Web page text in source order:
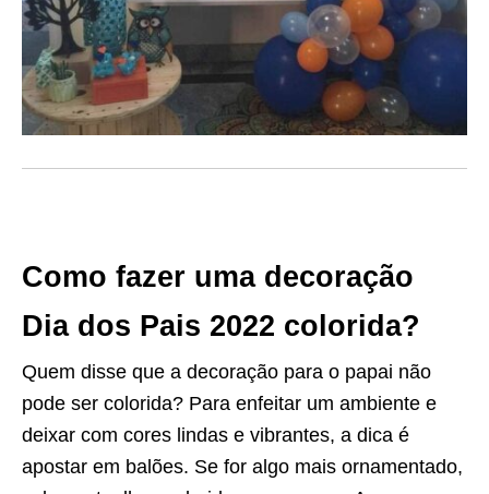
Como fazer uma decoração
Dia dos Pais 2022 colorida?
Quem disse que a decoração para o papai não
pode ser colorida? Para enfeitar um ambiente e
deixar com cores lindas e vibrantes, a dica é
apostar em balões. Se for algo mais ornamentado,